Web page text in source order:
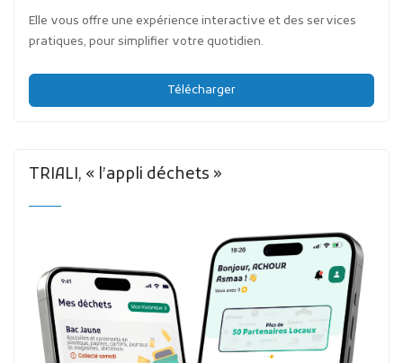
Elle vous offre une expérience interactive et des services
pratiques, pour simplifier votre quotidien.
Télécharger
TRIALI, « l’appli déchets »